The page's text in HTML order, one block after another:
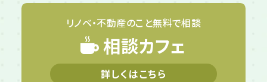
リノベ・不動産のこと無料で相談
相談カフェ
詳しくはこちら